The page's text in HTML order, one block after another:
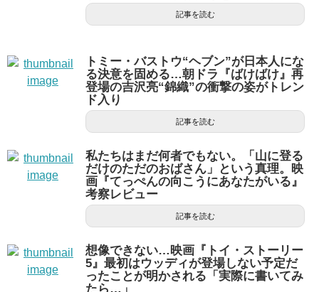
記事を読む
トミー・バストウ“ヘブン”が日本人にな
る決意を固める…朝ドラ『ばけばけ』再
登場の吉沢亮“錦織”の衝撃の姿がトレン
ド入り
記事を読む
私たちはまだ何者でもない。「山に登る
だけのただのおばさん」という真理。映
画『てっぺんの向こうにあなたがいる』
考察レビュー
記事を読む
想像できない…映画『トイ・ストーリー
5』最初はウッディが登場しない予定だ
ったことが明かされる「実際に書いてみ
たら…」